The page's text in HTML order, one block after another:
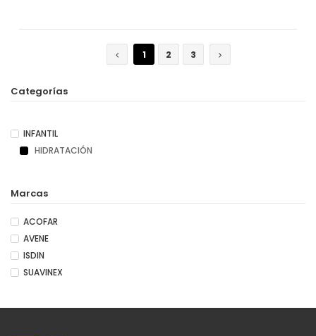
1
2 3
Categorías
INFANTIL
HIDRATACIÓN
Marcas
ACOFAR
AVENE
ISDIN
SUAVINEX